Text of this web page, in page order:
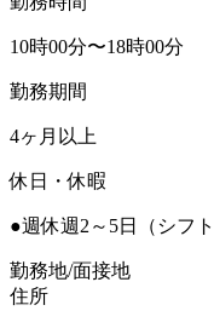
10時00分〜18時00分
勤務期間
4ヶ月以上
休日・休暇
●週休週2～5日（シフト
勤務地/面接地
住所